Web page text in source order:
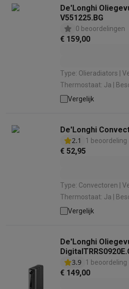
De'Longhi
V551225.BG
0 beoordelingen
€ 159,00
Type: Olieradiators | Vermogen: 2500 W |
Thermostaat: Ja |
oververhitting: Ja |
Vergelijk
De'Longhi
2.1
1 beoordeling
€ 52,95
Type: Convectoren | Vermogen: 2000 W |
Thermostaat: Ja |
oververhitting: Ja |
Vergelijk
De'Longhi
3.9 1 beoordeling
€ 149,00